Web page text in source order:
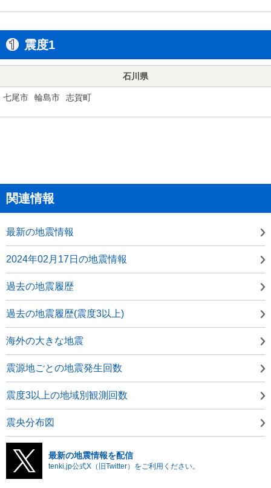
震度1
石川県
七尾市 輪島市 志賀町
関連情報
最新の地震情報
2024年02月17日の地震情報
過去の地震履歴
過去の地震履歴(震度3以上)
海外の大きな地震
震源地ごとの地震発生回数
震度3以上の地域別観測回数
震央分布図
最新の地震情報を配信
tenki.jp公式X（旧Twitter）をご利用ください。